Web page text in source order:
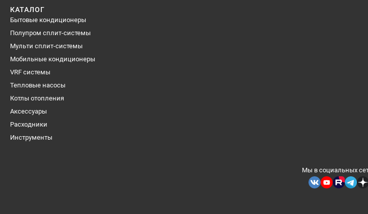
КАТАЛОГ
Бытовые кондиционеры
Полупром сплит-системы
Мульти сплит-системы
Мобильные кондиционеры
VRF системы
Тепловые насосы
Котлы отопления
Аксессуары
Расходники
Инструменты
Мы в социальных